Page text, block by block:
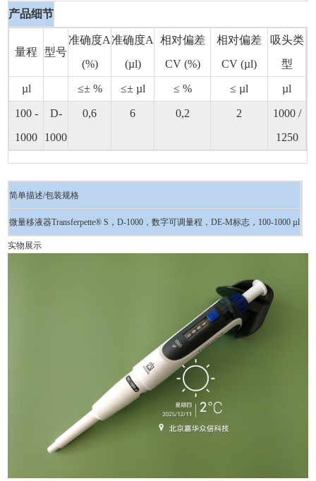
产品细节
量程 型号
准确度A
(%)
准确度A
(µl)
相对偏差
CV (%)
相对偏差
CV (µl)
吸头类
型
µl ≤± % ≤± µl ≤ % ≤ µl µl
100 -
1000
D-
1000
0,6 6 0,2 2
1000 /
1250
简单描述/包装规格
微量移液器Transferpette® S，D-1000，数字可调量程，DE-M标志，100-1000 µl
实物展示